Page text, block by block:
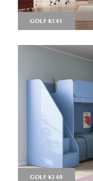
GOLF K141
GOLF K140